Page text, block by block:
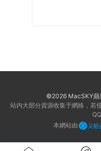
©2026 MacSKY蘋
站内大部分資源收集于網絡，若
本網站由